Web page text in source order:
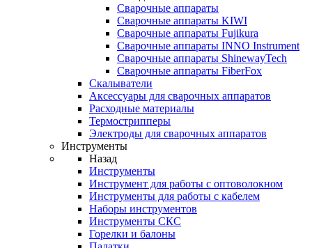
Сварочные аппараты
Сварочные аппараты KIWI
Сварочные аппараты Fujikura
Сварочные аппараты INNO Instrument
Сварочные аппараты ShinewayTech
Cварочные аппараты FiberFox
Скалыватели
Аксессуары для сварочных аппаратов
Расходные материалы
Термострипперы
Электроды для сварочных аппаратов
Инструменты
Назад
Инструменты
Инструмент для работы с оптоволокном
Инструменты для работы с кабелем
Наборы инструментов
Инструменты СКС
Горелки и балоны